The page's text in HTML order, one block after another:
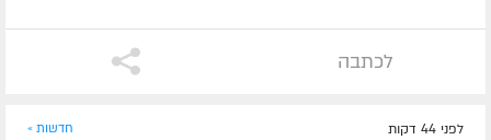
לכתבה
לפני 44 דקות חדשות »